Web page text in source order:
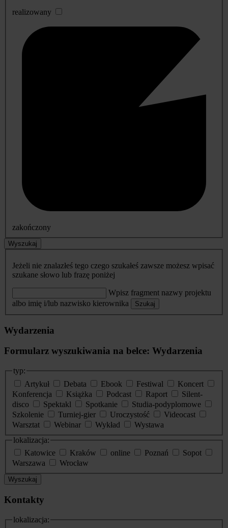
realizowany
zakończony
Wyszukaj
Jeżeli nie znalazłeś tego czego szukałeś zawsze możesz wpisać
szukane słowo lub frazę poniżej
Wpisz fragment nazwy projektu
albo imię i/lub nazwisko kierownika
Szukaj
Wydarzenia
Formularz wyszukiwania na belce: Wydarzenia
typ:
Artykuł
Debata Ebook Festiwal
Koncert
Konferencja
Książka Podcast Raport
Silent-
disco
Spektakl Spotkanie
Studia-podyplomowe
Szkolenie
Turniej-gier Uroczystość
Videocast
Warsztat
Webinar Wykład
Wystawa
lokalizacja:
Katowice
Kraków online Poznań
Sopot
Warszawa
Wrocław
Wyszukaj
Kontakty
lokalizacja: